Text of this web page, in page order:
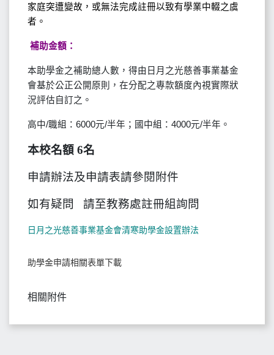
家庭突遭變故，或無法完成註冊以致有學業中輟之虞
者。
補助金額：
本助學金之補助總人數，得由日月之光慈善事業基金
會基於公正公開原則，在分配之專款額度內視實際狀
況評估自訂之。
高中/職組：6000元/半年；國中組：4000元/半年。
本校名額 6名
申請辦法及申請表請參閱附件
如有疑問 請至教務處註冊組詢問
日月之光慈善事業基金會清寒助學金設置辦法
助學金申請相關表單下載
相關附件